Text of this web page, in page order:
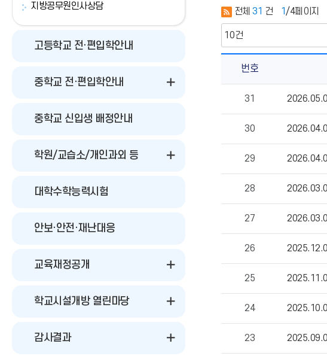
지방공무원인사상담
고등학교 전·편입학안내
중학교 전·편입학안내
중학교 신입생 배정안내
학원/교습소/개인과외 등
대학수학능력시험
안보·안전·재난대응
교육재정공개
학교시설개방 열린마당
감사결과
전체 31 건 1/4페이지
공
원
의
물
작
일,
번호
31
30
29
28
27
26
25
24
23